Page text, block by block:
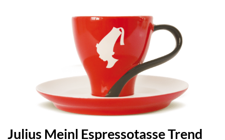
Julius Meinl Espressotasse Trend